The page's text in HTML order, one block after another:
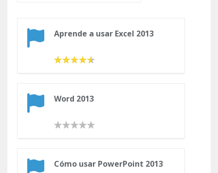
Aprende a usar Excel 2013
Word 2013
Cómo usar PowerPoint 2013